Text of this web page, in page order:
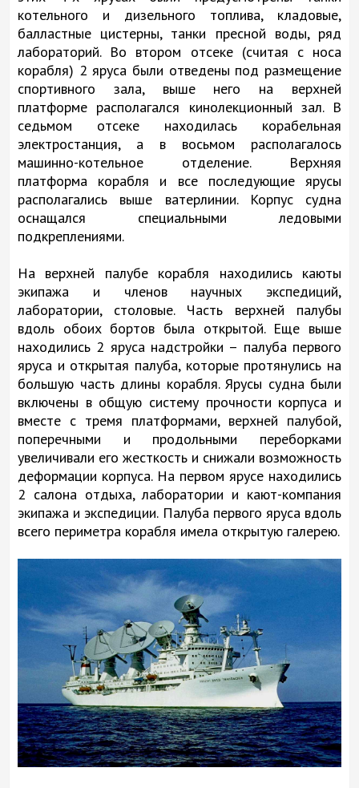
котельного и дизельного топлива, кладовые,
балластные цистерны, танки пресной воды, ряд
лабораторий. Во втором отсеке (считая с носа
корабля) 2 яруса были отведены под размещение
спортивного зала, выше него на верхней
платформе располагался кинолекционный зал. В
седьмом отсеке находилась корабельная
электростанция, а в восьмом располагалось
машинно-котельное отделение. Верхняя
платформа корабля и все последующие ярусы
располагались выше ватерлинии. Корпус судна
оснащался специальными ледовыми
подкреплениями.
На верхней палубе корабля находились каюты
экипажа и членов научных экспедиций,
лаборатории, столовые. Часть верхней палубы
вдоль обоих бортов была открытой. Еще выше
находились 2 яруса надстройки – палуба первого
яруса и открытая палуба, которые протянулись на
большую часть длины корабля. Ярусы судна были
включены в общую систему прочности корпуса и
вместе с тремя платформами, верхней палубой,
поперечными и продольными переборками
увеличивали его жесткость и снижали возможность
деформации корпуса. На первом ярусе находились
2 салона отдыха, лаборатории и кают-компания
экипажа и экспедиции. Палуба первого яруса вдоль
всего периметра корабля имела открытую галерею.